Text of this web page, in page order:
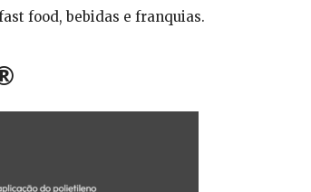
food, bebidas e franquias.